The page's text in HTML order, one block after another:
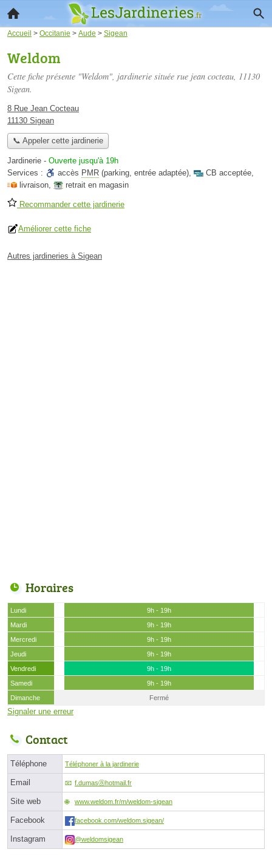
Accueil > Occitanie > Aude > Sigean
Weldom
Cette fiche présente "Weldom", jardinerie située rue jean cocteau, 11130
Sigean.
8 Rue Jean Cocteau
11130 Sigean
📞 Appeler cette jardinerie
Jardinerie - Ouverte jusqu'à 19h
Services :
accès PMR (parking, entrée adaptée), CB acceptée,
livraison, retrait en magasin
Recommander cette jardinerie
Améliorer cette fiche
Autres jardineries à Sigean
Horaires
Lundi
9h - 19h
Mardi
9h - 19h
Mercredi
9h - 19h
Jeudi
9h - 19h
Vendredi
9h - 19h
Samedi
9h - 19h
Dimanche
Fermé
Signaler une erreur
Contact
Téléphone Téléphoner à la jardinerie
Email f.dumasⓐhotmail.fr
Site web www.weldom.fr/m/weldom-sigean
Facebook facebook.com/weldom.sigean/
Instagram @weldomsigean